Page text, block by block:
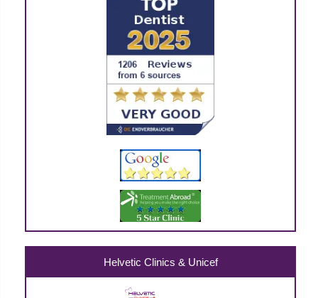
Helvetic Clinics & Unicef